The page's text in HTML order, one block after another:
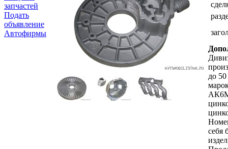
запчастей
Подать
объявление
Автофирмы
до
себя